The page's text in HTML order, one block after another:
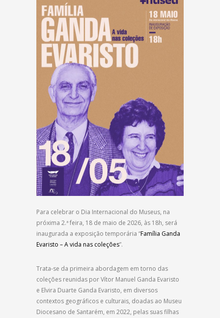
Para celebrar o Dia Internacional do Museus, na
próxima 2.ª feira, 18 de maio de 2026, às 18h, será
inaugurada a exposição temporária “Família Ganda
Evaristo – A vida nas coleções”.
Trata-se da primeira abordagem em torno das
coleções reunidas por Vítor Manuel Ganda Evaristo
e Elvira Duarte Ganda Evaristo, em diversos
contextos geográficos e culturais, doadas ao Museu
Diocesano de Santarém, em 2022, pelas suas filhas